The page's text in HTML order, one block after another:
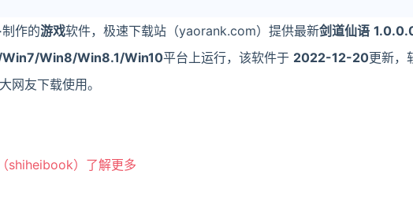
制作的游戏软件，极速下载站（yaorank.com）提供最新剑道仙语
Win8/Win8.1/Win10平台上运行，该软件于 2022-12-20更新，
网友下载使用。
shiheibook）了解更多